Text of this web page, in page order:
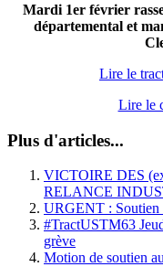
Mardi 1er février
départemental et
Lire le
Lire le
Plus d'articles...
VICTOIRE DES
RELANCE
URGENT : Soutien
#TractUSTM63
grève
Motion de soutien